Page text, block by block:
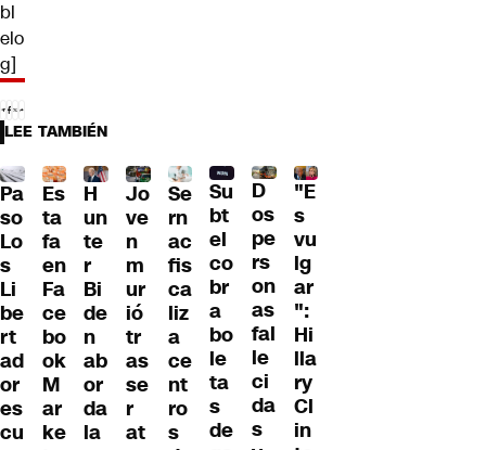
bl
elo
g]
LEE TAMBIÉN
Pa
so
Lo
s
Li
be
rt
ad
or
es
cu
Es
ta
fa
en
Fa
ce
bo
ok
M
ar
ke
H
un
te
r
Bi
de
n
ab
or
da
la
Jo
ve
n
m
ur
ió
tr
as
se
r
at
Se
rn
ac
fis
ca
liz
a
ce
nt
ro
s
Su
bt
el
co
br
a
bo
le
ta
s
de
D
os
pe
rs
on
as
fal
le
ci
da
s
"E
s
vu
lg
ar
":
Hi
lla
ry
Cl
in